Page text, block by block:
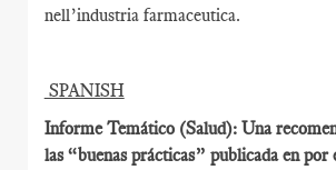
nell’industria farmaceutica.
SPANISH
Informe Temático (Salud): Una
las “buenas prácticas” publicada en por